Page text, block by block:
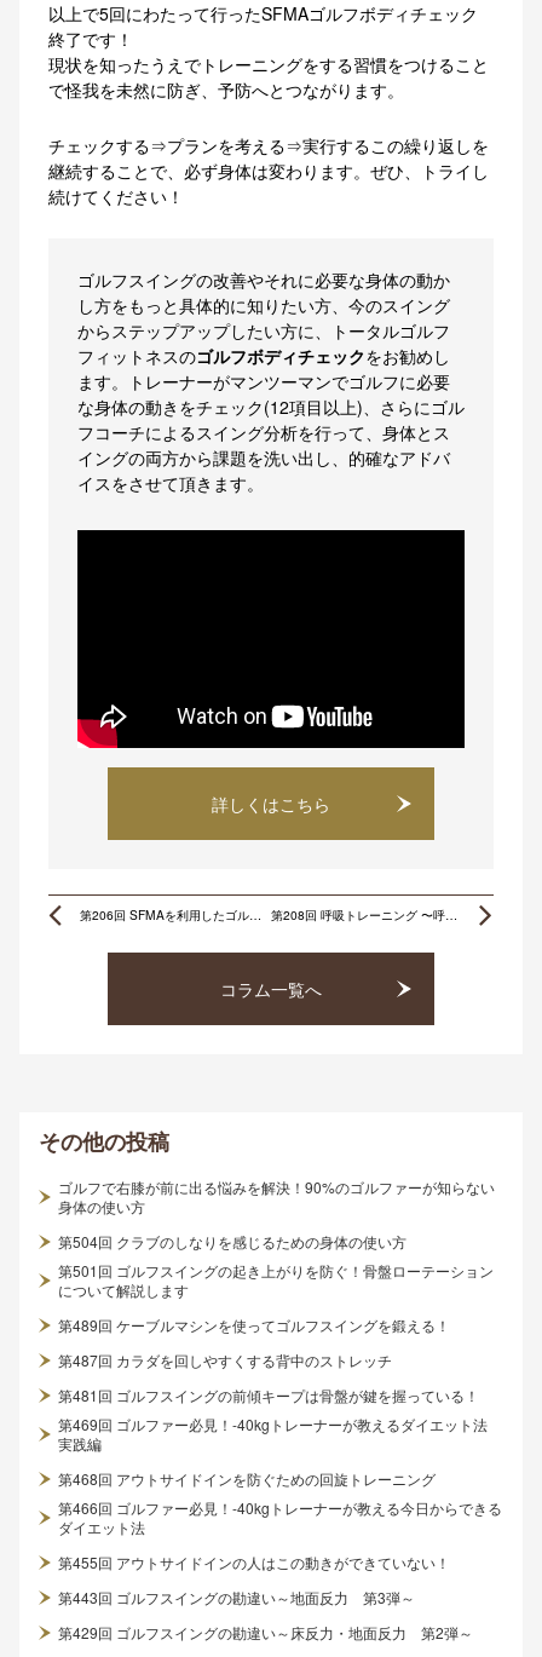
以上で5回にわたって行ったSFMAゴルフボディチェック
終了です！
現状を知ったうえでトレーニングをする習慣をつけること
で怪我を未然に防ぎ、予防へとつながります。
チェックする⇒プランを考える⇒実行するこの繰り返しを
継続することで、必ず身体は変わります。ぜひ、トライし
続けてください！
ゴルフスイングの改善やそれに必要な身体の動か
し方をもっと具体的に知りたい方、今のスイング
からステップアップしたい方に、トータルゴルフ
フィットネスのゴルフボディチェックをお勧めし
ます。トレーナーがマンツーマンでゴルフに必要
な身体の動きをチェック(12項目以上)、さらにゴル
フコーチによるスイング分析を行って、身体とス
イングの両方から課題を洗い出し、的確なアドバ
イスをさせて頂きます。
詳しくはこちら
Prev 第206回 SFMAを利用したゴルフボディチェック 〜脊柱編その2〜 第208回 呼吸トレーニング 〜呼吸とは〜
コラム一覧へ
その他の投稿
ゴルフで右膝が前に出る悩みを解決！90%のゴルファーが知らない
身体の使い方
第504回 クラブのしなりを感じるための身体の使い方
第501回 ゴルフスイングの起き上がりを防ぐ！骨盤ローテーション
について解説します
第489回 ケーブルマシンを使ってゴルフスイングを鍛える！
第487回 カラダを回しやすくする背中のストレッチ
第481回 ゴルフスイングの前傾キープは骨盤が鍵を握っている！
第469回 ゴルファー必見！-40kgトレーナーが教えるダイエット法
実践編
第468回 アウトサイドインを防ぐための回旋トレーニング
第466回 ゴルファー必見！-40kgトレーナーが教える今日からできる
ダイエット法
第455回 アウトサイドインの人はこの動きができていない！
第443回 ゴルフスイングの勘違い～地面反力 第3弾～
第429回 ゴルフスイングの勘違い～床反力・地面反力 第2弾～